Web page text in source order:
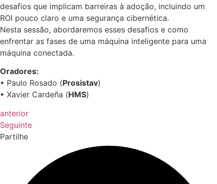
desafios que implicam barreiras à adoção, incluindo um
ROI pouco claro e uma segurança cibernética.
Nesta sessão, abordaremos esses desafios e como
enfrentar as fases de uma máquina inteligente para uma
máquina conectada.
Oradores:
• Paulo Rosado (Prosistav)
• Xavier Cardeña (HMS)
anterior
Seguinte
Partilhe